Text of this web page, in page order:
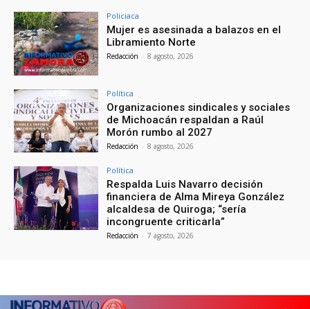
Policiaca
Mujer es asesinada a balazos en el
Libramiento Norte
Redacción - 8 agosto, 2026
Política
Organizaciones sindicales y sociales
de Michoacán respaldan a Raúl
Morón rumbo al 2027
Redacción - 8 agosto, 2026
Política
Respalda Luis Navarro decisión
financiera de Alma Mireya González
alcaldesa de Quiroga; “sería
incongruente criticarla”
Redacción - 7 agosto, 2026